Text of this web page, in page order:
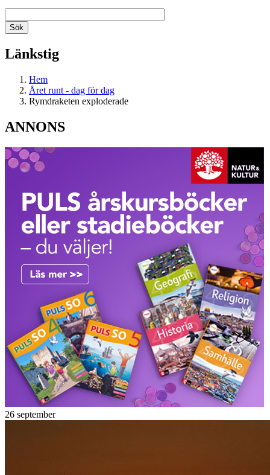
Länkstig
Hem
Året runt - dag för dag
Rymdraketen exploderade
ANNONS
26 september